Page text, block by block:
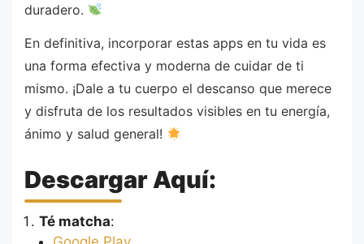
duradero.
En definitiva, incorporar estas apps en tu vida es
una forma efectiva y moderna de cuidar de ti
mismo. ¡Dale a tu cuerpo el descanso que merece
y disfruta de los resultados visibles en tu energía,
ánimo y salud general!
Descargar Aquí:
Té matcha: